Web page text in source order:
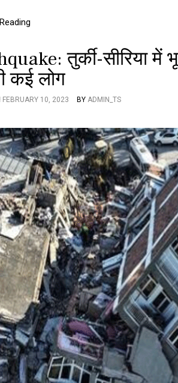
तुर्की-सीरिया
कई लोग
FEBRUARY 10, 2023 BY ADMIN_TS